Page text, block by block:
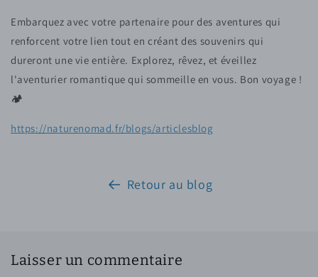
Embarquez avec votre partenaire pour des aventures qui
renforcent votre lien tout en créant des souvenirs qui
dureront une vie entière. Explorez, rêvez, et éveillez
l'aventurier romantique qui sommeille en vous. Bon voyage !
🏕️
https://naturenomad.fr/blogs/articlesblog
Retour au blog
Laisser un commentaire